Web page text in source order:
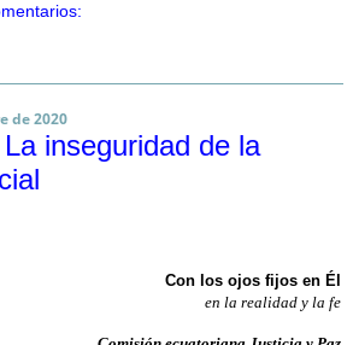
de 2020
inseguridad de la
Con los ojos fijos en Él
en la realidad y la fe